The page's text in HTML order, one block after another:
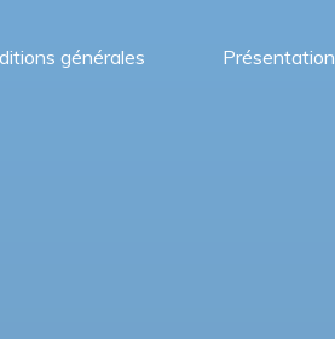
générales Présentation